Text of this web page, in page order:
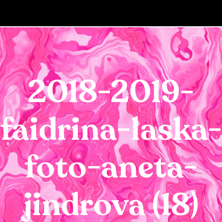
2018-2019-
faidrina-laska-
foto-aneta-
jindrova (18)